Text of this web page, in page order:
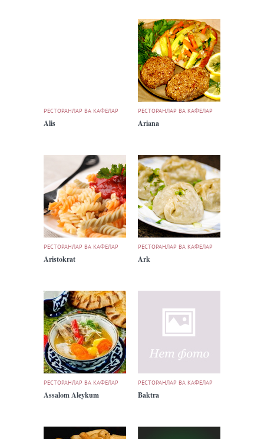
РЕСТОРАНЛАР ВА КАФЕЛАР
Alis
РЕСТОРАНЛАР ВА КАФЕЛАР
Ariana
РЕСТОРАНЛАР ВА КАФЕЛАР
Aristokrat
РЕСТОРАНЛАР ВА КАФЕЛАР
Ark
РЕСТОРАНЛАР ВА КАФЕЛАР
Assalom Aleykum
РЕСТОРАНЛАР ВА КАФЕЛАР
Baktra